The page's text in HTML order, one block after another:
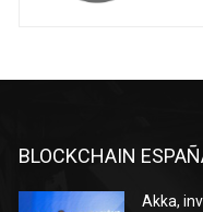
BLOCKCHAIN
Akka,